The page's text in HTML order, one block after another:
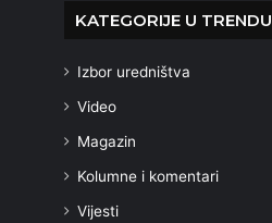
KATEGORIJE U TRENDU
Izbor uredništva
Video
Magazin
Kolumne i komentari
Vijesti